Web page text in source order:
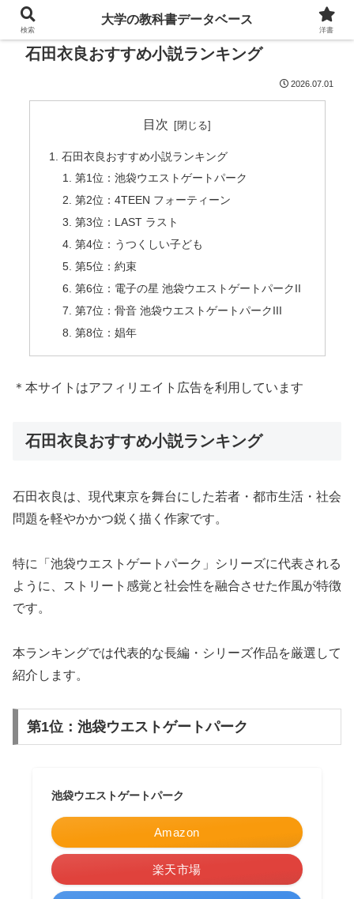
石田衣良おすすめ小説ランキング
2026.07.01
目次
石田衣良おすすめ小説ランキング
第1位：池袋ウエストゲートパーク
第2位：4TEEN フォーティーン
第3位：LAST ラスト
第4位：うつくしい子ども
第5位：約束
第6位：電子の星 池袋ウエストゲートパークII
第7位：骨音 池袋ウエストゲートパークIII
第8位：娼年
＊本サイトはアフィリエイト広告を利用しています
石田衣良おすすめ小説ランキング
石田衣良は、現代東京を舞台にした若者・都市生活・社会
問題を軽やかかつ鋭く描く作家です。
特に「池袋ウエストゲートパーク」シリーズに代表される
ように、ストリート感覚と社会性を融合させた作風が特徴
です。
本ランキングでは代表的な長編・シリーズ作品を厳選して
紹介します。
第1位：池袋ウエストゲートパーク
池袋ウエストゲートパーク
Amazon
楽天市場
検索
大学の教科書データベース
洋書